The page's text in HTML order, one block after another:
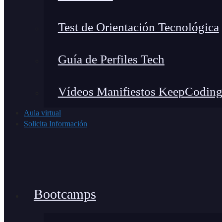
Test de Orientación Tecnológica
Guía de Perfiles Tech
Vídeos Manifiestos KeepCoding
Aula virtual
Solicita Información
Bootcamps